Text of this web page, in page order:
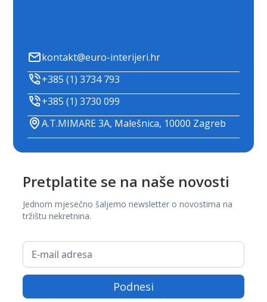
kontakt@euro-interijeri.hr
+385 (1) 3734 793
+385 (1) 3730 099
A.T.MIMARE 3A, Malešnica, 10000 Zagreb
Pretplatite se na naše novosti
Jednom mjesečno šaljemo newsletter o novostima na
tržištu nekretnina.